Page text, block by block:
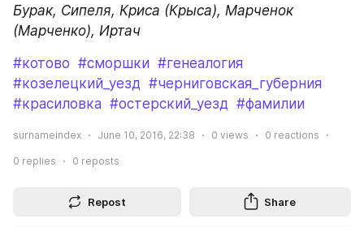
Бурак, Сипеля, Криса (Крыса), Марченок
(Марченко), Иртач
#котово #сморшки #генеалогия
#козелецкий_уезд #черниговская_губерния
#красиловка #остерский_уезд #фамилии
surnameindex June 10, 2016, 22:38 0 views 0 reactions
0 replies 0 reposts
Repost Share